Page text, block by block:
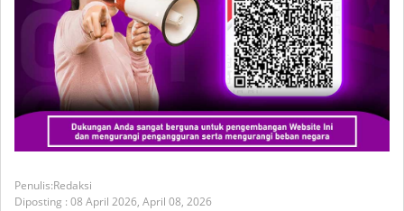
Redaksi
Diposting : 08 April 2026, April 08, 2026